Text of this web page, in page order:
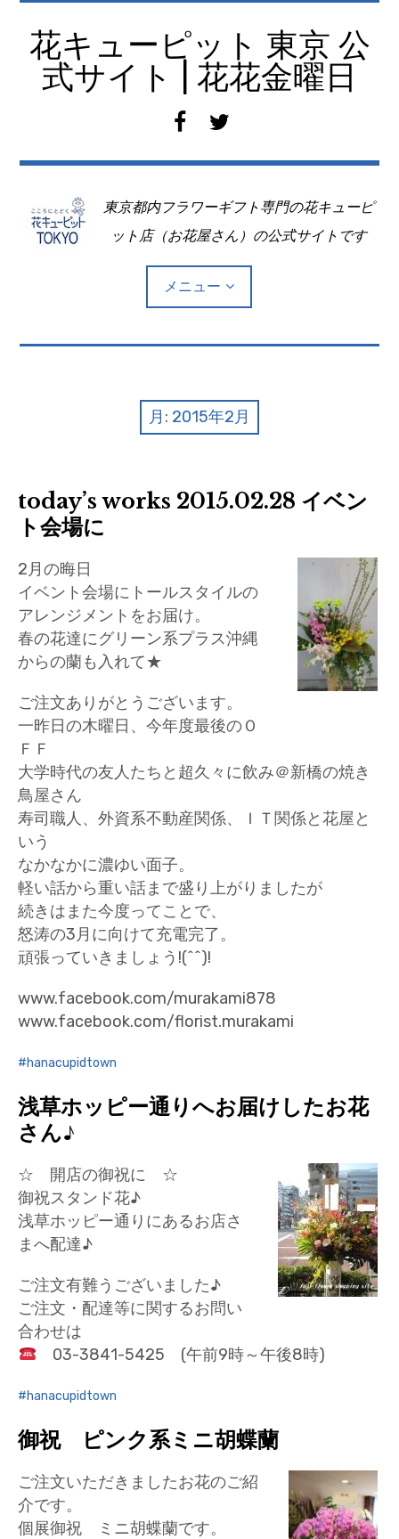
花キューピット 東京 公
式サイト | 花花金曜日
f
c
b
o
k
i
t
e
東京都内フラワーギフト専門の花キューピ
ット店（お花屋さん）の公式サイトです
メニュー
加盟店リスト
花キューピットタウン
団体概要
月: 2015年2月
today’s works 2015.02.28 イベン
ト会場に
2月の晦日
イベント会場にトールスタイルの
アレンジメントをお届け。
春の花達にグリーン系プラス沖縄
からの蘭も入れて★
ご注文ありがとうございます。
一昨日の木曜日、今年度最後のＯ
ＦＦ
大学時代の友人たちと超久々に飲み＠新橋の焼き
鳥屋さん
寿司職人、外資系不動産関係、ＩＴ関係と花屋と
いう
なかなかに濃ゆい面子。
軽い話から重い話まで盛り上がりましたが
続きはまた今度ってことで、
怒涛の3月に向けて充電完了。
頑張っていきましょう!(^^)!
www.facebook.com/murakami878
www.facebook.com/florist.murakami
hanacupidtown
浅草ホッピー通りへお届けしたお花
さん♪
☆ 開店の御祝に ☆
御祝スタンド花♪
浅草ホッピー通りにあるお店さ
まへ配達♪
ご注文有難うございました♪
ご注文・配達等に関するお問い
合わせは
03-3841-5425 (午前9時～午後8時)
hanacupidtown
御祝 ピンク系ミニ胡蝶蘭
ご注文いただきましたお花のご紹
介です。
個展御祝 ミニ胡蝶蘭です。